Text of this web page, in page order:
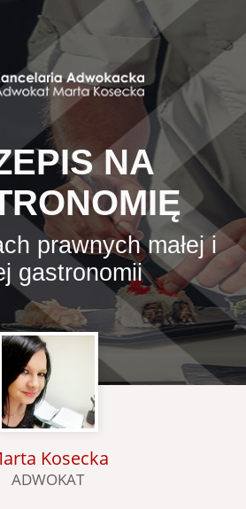
NA
prawnych małej i
gastronomii
Kosecka
ADWOKAT